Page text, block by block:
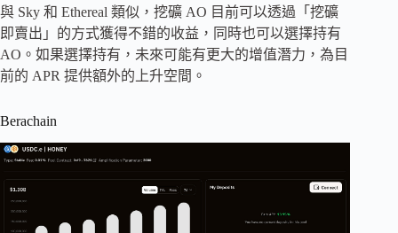
與 Sky 和 Ethereal 類似，挖礦 AO 目前可以透過「挖礦
即賣出」的方式獲得不錯的收益，同時也可以選擇持有
AO。如果選擇持有，未來可能有更大的增值潛力，為目
前的 APR 提供額外的上升空間。
Berachain